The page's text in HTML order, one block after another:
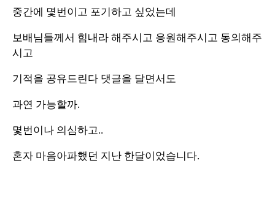
중간에 몇번이고 포기하고 싶었는데
보배님들께서 힘내라 해주시고 응원해주시고 동의해주
시고
기적을 공유드린다 댓글을 달면서도
과연 가능할까.
몇번이나 의심하고..
혼자 마음아파했던 지난 한달이었습니다.